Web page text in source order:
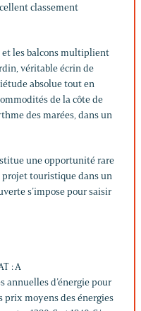
classement
et les balcons multiplient
véritable écrin de
absolue tout en
de la côte de
des marées, dans un
une opportunité rare
touristique dans un
s’impose pour saisir
: A
annuelles d’énergie pour
prix moyens des énergies